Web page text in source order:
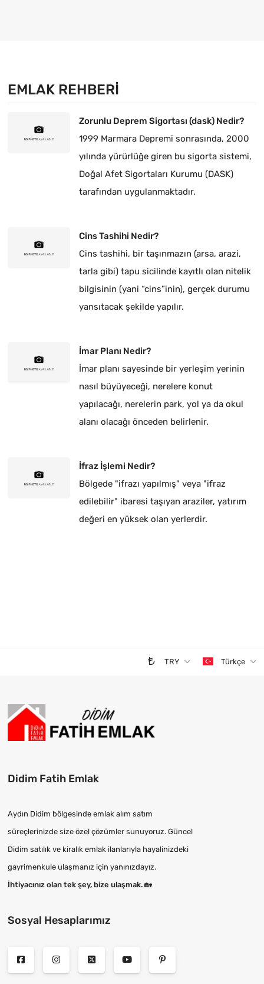
EMLAK REHBERI
Zorunlu Deprem Sigortası (dask) Nedir?
1999 Marmara Depremi sonrasında, 2000
yılında yürürlüğe giren bu sigorta sistemi,
Doğal Afet Sigortaları Kurumu (DASK)
tarafından uygulanmaktadır.
Cins Tashihi Nedir?
Cins tashihi, bir taşınmazın (arsa, arazi,
tarla gibi) tapu sicilinde kayıtlı olan nitelik
bilgisinin (yani “cins”inin), gerçek durumu
yansıtacak şekilde yapılır.
İmar Planı Nedir?
İmar planı sayesinde bir yerleşim yerinin
nasıl büyüyeceği, nerelere konut
yapılacağı, nerelerin park, yol ya da okul
alanı olacağı önceden belirlenir.
İfraz İşlemi Nedir?
Bölgede "ifrazı yapılmış" veya "ifraz
edilebilir" ibaresi taşıyan araziler, yatırım
değeri en yüksek olan yerlerdir.
TRY Türkçe
Didim Fatih Emlak
Aydın Didim bölgesinde emlak alım satım
süreçlerinizde size özel çözümler sunuyoruz. Güncel
Didim satılık ve kiralık emlak ilanlarıyla hayalinizdeki
gayrimenkule ulaşmanız için yanınızdayız.
İhtiyacınız olan tek şey, bize ulaşmak. 🏡
Sosyal Hesaplarımız